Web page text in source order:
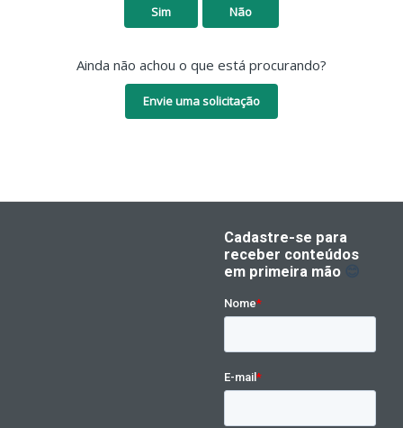
Sim Não
Ainda não achou o que está procurando?
Envie uma solicitação